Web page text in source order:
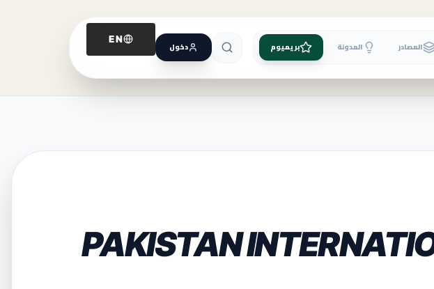
المصادر المدونة بريميوم دخول
EN
PAKISTAN